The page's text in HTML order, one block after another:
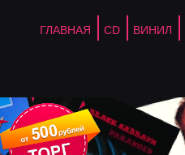
ГЛАВНАЯ CD ВИНИЛ